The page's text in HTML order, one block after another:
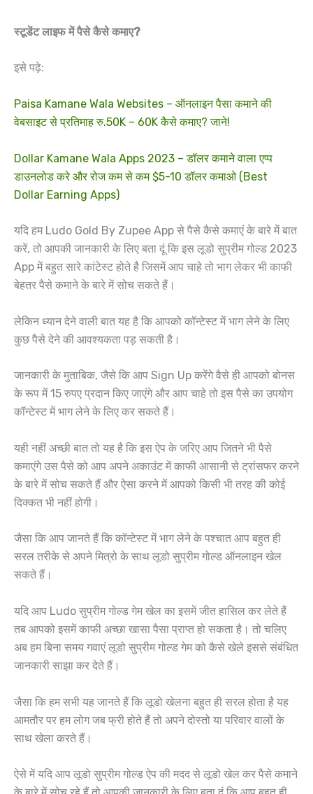
स्टूडेंट लाइफ में पैसे कैसे कमाए?
इसे पढ़े:
Paisa Kamane Wala Websites – ऑनलाइन पैसा कमाने की
वेबसाइट से प्रतिमाह रु.50K – 60K कैसे कमाए? जाने!
Dollar Kamane Wala Apps 2023 – डॉलर कमाने वाला एप्प
डाउनलोड करे और रोज कम से कम $5-10 डॉलर कमाओ (Best
Dollar Earning Apps)
यदि हम Ludo Gold By Zupee App से पैसे कैसे कमाएं के बारे में बात
करें, तो आपकी जानकारी के लिए बता दूं कि इस लूडो सुप्रीम गोल्ड 2023
App में बहुत सारे कांटेस्ट होते है जिसमें आप चाहे तो भाग लेकर भी काफी
बेहतर पैसे कमाने के बारे में सोच सकते हैं।
लेकिन ध्यान देने वाली बात यह है कि आपको कॉन्टेस्ट में भाग लेने के लिए
कुछ पैसे देने की आवश्यकता पड़ सकती है।
जानकारी के मुताबिक, जैसे कि आप Sign Up करेंगे वैसे ही आपको बोनस
के रूप में 15 रुपए प्रदान किए जाएंगे और आप चाहे तो इस पैसे का उपयोग
कॉन्टेस्ट में भाग लेने के लिए कर सकते हैं।
यही नहीं अच्छी बात तो यह है कि इस ऐप के जरिए आप जितने भी पैसे
कमाएंगे उस पैसे को आप अपने अकाउंट में काफी आसानी से ट्रांसफर करने
के बारे में सोच सकते हैं और ऐसा करने में आपको किसी भी तरह की कोई
दिक्कत भी नहीं होगी।
जैसा कि आप जानते हैं कि कॉन्टेस्ट में भाग लेने के पश्चात आप बहुत ही
सरल तरीके से अपने मित्रो के साथ लूडो सुप्रीम गोल्ड ऑनलाइन खेल
सकते हैं।
यदि आप Ludo सुप्रीम गोल्ड गेम खेल का इसमें जीत हासिल कर लेते हैं
तब आपको इसमें काफी अच्छा खासा पैसा प्राप्त हो सकता है। तो चलिए
अब हम बिना समय गवाएं लूडो सुप्रीम गोल्ड गेम को कैसे खेले इससे संबंधित
जानकारी साझा कर देते हैं।
जैसा कि हम सभी यह जानते हैं कि लूडो खेलना बहुत ही सरल होता है यह
आमतौर पर हम लोग जब फ्री होते हैं तो अपने दोस्तो या परिवार वालों के
साथ खेला करते हैं।
ऐसे में यदि आप लूडो सुप्रीम गोल्ड ऐप की मदद से लूडो खेल कर पैसे कमाने